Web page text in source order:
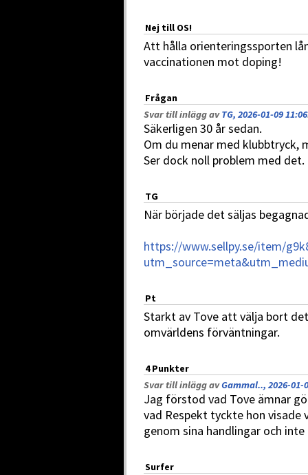
Nej till OS!
Att hålla orienteringssporten
vaccinationen mot doping!
Frågan
Svar till inlägg avTG, 2026-01-09 11:06
Säkerligen 30 år sedan.
Om du menar med klubbtryck,
Ser dock noll problem med det.
TG
När började det säljas
https://www.sellpy.se/item/
Pt
Starkt av Tove att välja bort
omvärldens förväntningar.
4 Punkter
Svar till inlägg avGammal.., 2026-01-
Jag förstod vad Tove ämnar
vad Respekt tyckte hon
genom sina handlingar och inte
Surfer